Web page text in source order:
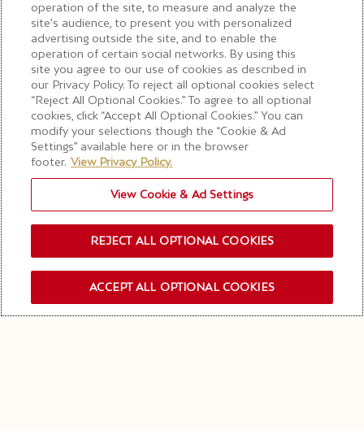
LA SEMPLICITÀ
La formula ideale per ottenere piatti al
contempo raffinati e semplici? Un trio: un
ingrediente principale + un ingrediente
complementare + un elemento di contrasto.
Tutto dipende dalla qualità dei prodotti
condimento.
ISCRIVITI ALLA NEWSLETTER
operation of the site, to measure and analyze the
site’s audience, to present you with personalized
advertising outside the site, and to enable the
operation of certain social networks. By using this
site you agree to our use of cookies as described in
our Privacy Policy. To reject all optional cookies select
“Reject All Optional Cookies.” To agree to all optional
cookies, click “Accept All Optional Cookies.” You can
modify your selections though the “Cookie & Ad
Settings” available here or in the browser
footer. View Privacy Policy.
View Cookie & Ad Settings
REJECT ALL OPTIONAL COOKIES
ACCEPT ALL OPTIONAL COOKIES